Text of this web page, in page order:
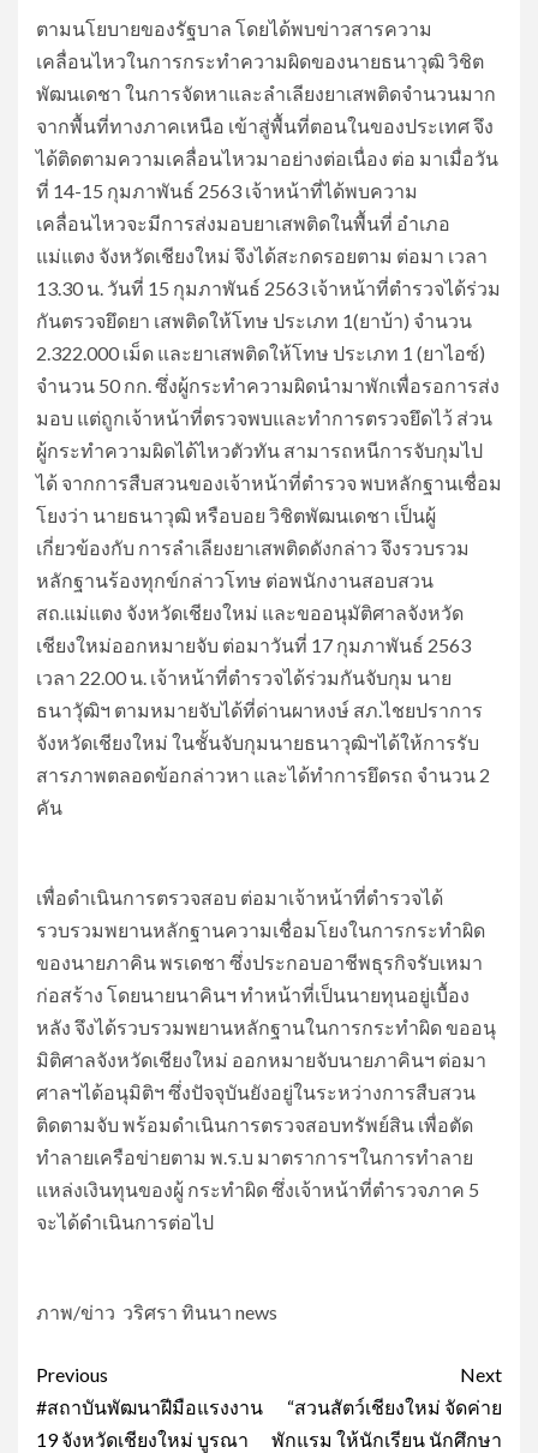
ตามนโยบายของรัฐบาล โดยได้พบข่าวสารความ
เคลื่อนไหวในการกระทำความผิดของนายธนาวุฒิ วิชิต
พัฒนเดชา ในการจัดหาและลำเลียงยาเสพติดจำนวนมาก
จากพื้นที่ทางภาคเหนือ เข้าสู่พื้นที่ตอนในของประเทศ จึง
ได้ติดตามความเคลื่อนไหวมาอย่างต่อเนื่อง ต่อ มาเมื่อวัน
ที่ 14-15 กุมภาพันธ์ 2563 เจ้าหน้าที่ได้พบความ
เคลื่อนไหวจะมีการส่งมอบยาเสพติดในพื้นที่ อำเภอ
แม่แตง จังหวัดเชียงใหม่ จึงได้สะกดรอยตาม ต่อมา เวลา
13.30 น. วันที่ 15 กุมภาพันธ์ 2563 เจ้าหน้าที่ตำรวจได้ร่วม
กันตรวจยึดยา เสพติดให้โทษ ประเภท 1(ยาบ้า) จำนวน
2.322.000 เม็ด และยาเสพติดให้โทษ ประเภท 1 (ยาไอซ์)
จำนวน 50 กก. ซึ่งผู้กระทำความผิดนำมาพักเพื่อรอการส่ง
มอบ แต่ถูกเจ้าหน้าที่ตรวจพบและทำการตรวจยึดไว้ ส่วน
ผู้กระทำความผิดได้ไหวตัวทัน สามารถหนีการจับกุมไป
ได้ จากการสืบสวนของเจ้าหน้าที่ตำรวจ พบหลักฐานเชื่อม
โยงว่า นายธนาวุฒิ หรือบอย วิชิตพัฒนเดชา เป็นผู้
เกี่ยวข้องกับ การลำเลียงยาเสพติดดังกล่าว จึงรวบรวม
หลักฐานร้องทุกข์กล่าวโทษ ต่อพนักงานสอบสวน
สถ.แม่แตง จังหวัดเชียงใหม่ และขออนุมัติศาลจังหวัด
เชียงใหม่ออกหมายจับ ต่อมาวันที่ 17 กุมภาพันธ์ 2563
เวลา 22.00 น. เจ้าหน้าที่ตำรวจได้ร่วมกันจับกุม นาย
ธนาวัุฒิฯ ตามหมายจับได้ที่ด่านผาหงษ์ สภ.ไชยปราการ
จังหวัดเชียงใหม่ ในชั้นจับกุมนายธนาวุฒิฯได้ให้การรับ
สารภาพตลอดข้อกล่าวหา และได้ทำการยึดรถ จำนวน 2
คัน
เพื่อดำเนินการตรวจสอบ ต่อมาเจ้าหน้าที่ตำรวจได้
รวบรวมพยานหลักฐานความเชื่อมโยงในการกระทำผิด
ของนายภาคิน พรเดชา ซึ่งประกอบอาชีพธุรกิจรับเหมา
ก่อสร้าง โดยนายนาคินฯ ทำหน้าที่เป็นนายทุนอยู่เบื้อง
หลัง จึงได้รวบรวมพยานหลักฐานในการกระทำผิด ขออนุ
มิติศาลจังหวัดเชียงใหม่ ออกหมายจับนายภาคินฯ ต่อมา
ศาลฯได้อนุมิติฯ ซึ่งปัจจุบันยังอยู่ในระหว่างการสืบสวน
ติดตามจับ พร้อมดำเนินการตรวจสอบทรัพย์สิน เพื่อตัด
ทำลายเครือข่ายตาม พ.ร.บ มาตราการฯในการทำลาย
แหล่งเงินทุนของผู้ กระทำผิด ซึ่งเจ้าหน้าที่ตำรวจภาค 5
จะได้ดำเนินการต่อไป
ภาพ/ข่าว วริศรา ทินนา news
Post
navigation
Previous
#สถาบันพัฒนาฝีมือแรงงาน
19​ จังหวัดเชียงใหม่ บูรณา
Next
“สวนสัตว์เชียงใหม่ จัดค่าย
พักแรม ให้นักเรียน นักศึกษา